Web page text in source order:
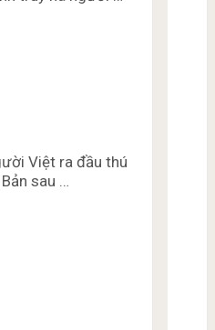
Việt ra đầu thú
sau …